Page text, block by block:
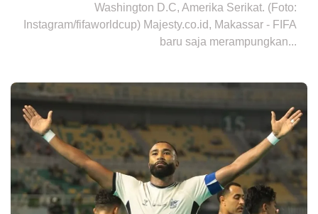
Washington D.C, Amerika Serikat. (Foto:
Instagram/fifaworldcup) Majesty.co.id, Makassar - FIFA
baru saja merampungkan...